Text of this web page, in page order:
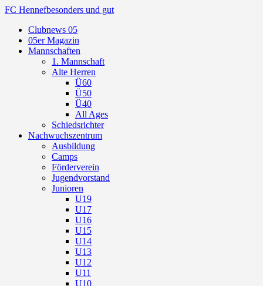
FC Hennefbesonders und gut
Clubnews 05
05er Magazin
Mannschaften
1. Mannschaft
Alte Herren
Ü60
Ü50
Ü40
All Ages
Schiedsrichter
Nachwuchszentrum
Ausbildung
Camps
Förderverein
Jugendvorstand
Junioren
U19
U17
U16
U15
U14
U13
U12
U11
U10